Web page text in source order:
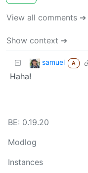
View all comments ➔
Show context ➔
samuel A
Haha!
BE: 0.19.20
Modlog
Instances